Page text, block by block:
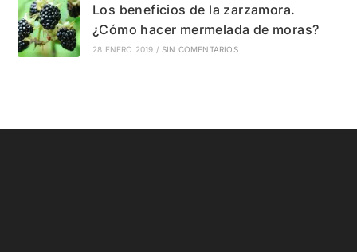
Los beneficios de la zarzamora.
¿Cómo hacer mermelada de moras?
28 ENERO 2019 / SIN COMENTARIOS